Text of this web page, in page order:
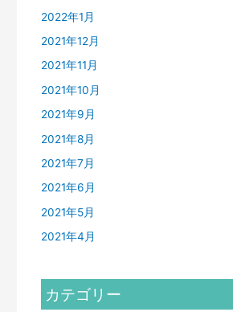
2022年1月
2021年12月
2021年11月
2021年10月
2021年9月
2021年8月
2021年7月
2021年6月
2021年5月
2021年4月
カテゴリー